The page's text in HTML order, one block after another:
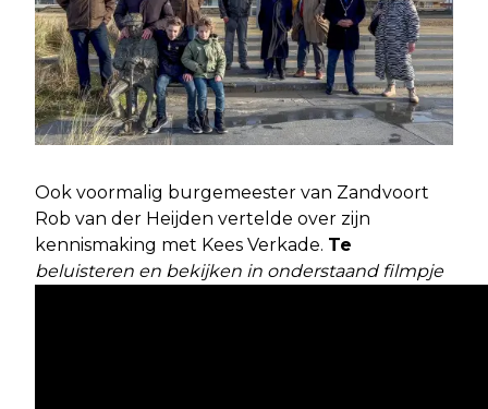
Ook voormalig burgemeester van Zandvoort
Rob van der Heijden vertelde over zijn
kennismaking met Kees Verkade. Te
beluisteren en bekijken in onderstaand filmpje